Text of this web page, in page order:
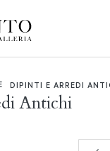
DIPINTI E ARREDI
Antichi